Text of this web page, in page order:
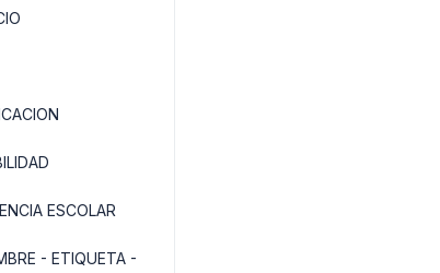
ESCOLAR
- ETIQUETA -